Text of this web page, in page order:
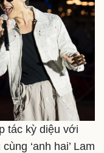
tác kỳ diệu với
‘anh hai’ Lam